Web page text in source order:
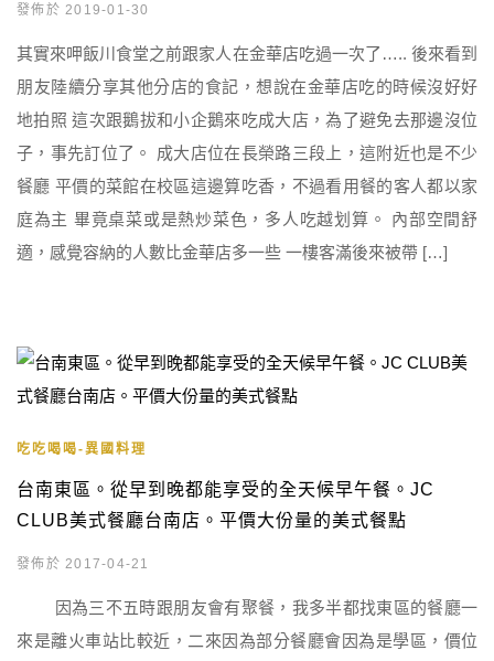
發佈於 2019-01-30
其實來呷飯川食堂之前跟家人在金華店吃過一次了….. 後來看到
朋友陸續分享其他分店的食記，想說在金華店吃的時候沒好好
地拍照 這次跟鵝拔和小企鵝來吃成大店，為了避免去那邊沒位
子，事先訂位了。 成大店位在長榮路三段上，這附近也是不少
餐廳 平價的菜館在校區這邊算吃香，不過看用餐的客人都以家
庭為主 畢竟桌菜或是熱炒菜色，多人吃越划算。 內部空間舒
適，感覺容納的人數比金華店多一些 一樓客滿後來被帶 […]
吃吃喝喝-異國料理
台南東區。從早到晚都能享受的全天候早午餐。JC
CLUB美式餐廳台南店。平價大份量的美式餐點
發佈於 2017-04-21
因為三不五時跟朋友會有聚餐，我多半都找東區的餐廳一
來是離火車站比較近，二來因為部分餐廳會因為是學區，價位